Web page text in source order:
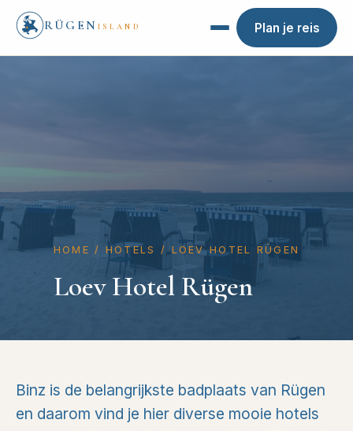
RÜGEN ISLAND Plan je reis
HOME / HOTELS / LOEV HOTEL RÜGEN
Loev Hotel Rügen
Binz is de belangrijkste badplaats van Rügen
en daarom vind je hier diverse mooie hotels